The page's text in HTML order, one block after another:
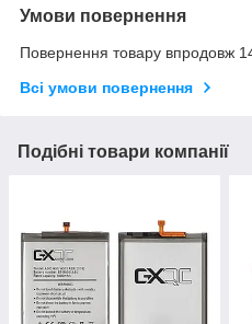
Умови повернення
Повернення товару впродовж
Всі умови повернення
Подібні товари компанії